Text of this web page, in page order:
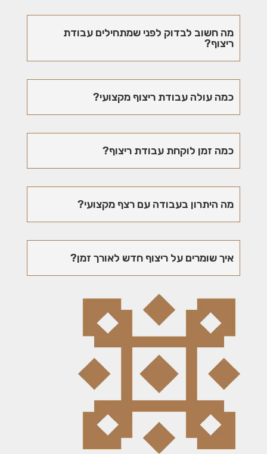
מה חשוב לבדוק לפני שמתחילים עבודת
ריצוף?
כמה עולה עבודת ריצוף מקצועי?
כמה זמן לוקחת עבודת ריצוף?
מה היתרון בעבודה עם רצף מקצועי?
איך שומרים על ריצוף חדש לאורך זמן?